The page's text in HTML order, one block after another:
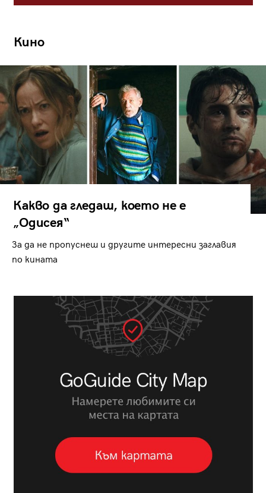
Кино
Какво да гледаш, което не е
„Одисея“
За да не пропуснеш и другите интересни заглавия
по кината